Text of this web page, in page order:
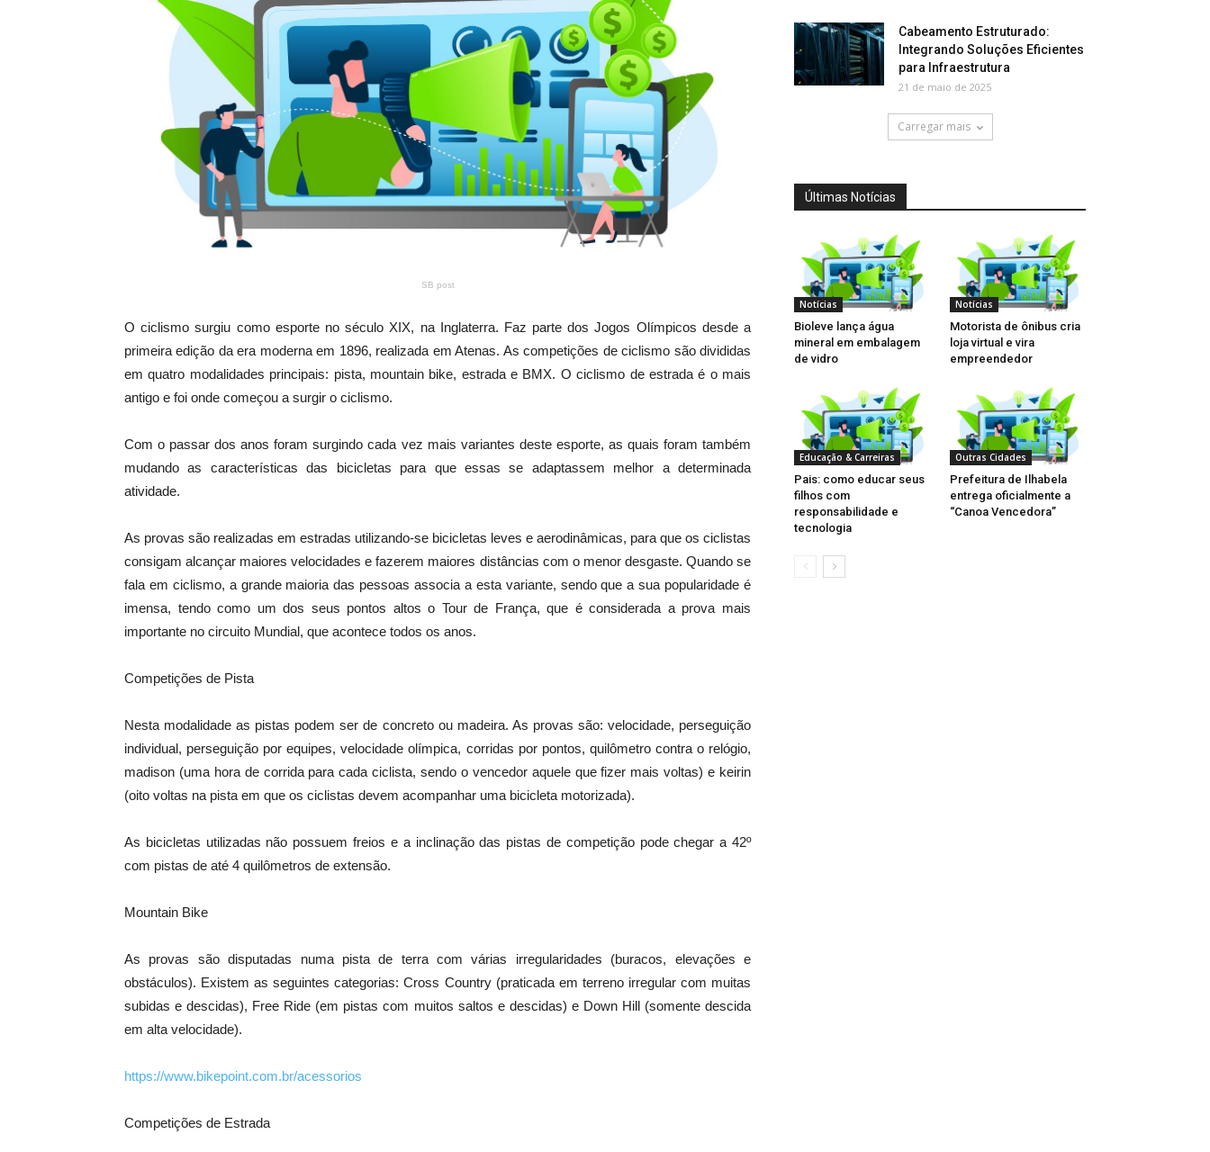
SB post
O ciclismo surgiu como esporte no século XIX, na Inglaterra. Faz parte dos Jogos Olímpicos desde a
primeira edição da era moderna em 1896, realizada em Atenas. As competições de ciclismo são divididas
em quatro modalidades principais: pista, mountain bike, estrada e BMX. O ciclismo de estrada é o mais
antigo e foi onde começou a surgir o ciclismo.
Com o passar dos anos foram surgindo cada vez mais variantes deste esporte, as quais foram também
mudando as características das bicicletas para que essas se adaptassem melhor a determinada
atividade.
As provas são realizadas em estradas utilizando-se bicicletas leves e aerodinâmicas, para que os ciclistas
consigam alcançar maiores velocidades e fazerem maiores distâncias com o menor desgaste. Quando se
fala em ciclismo, a grande maioria das pessoas associa a esta variante, sendo que a sua popularidade é
imensa, tendo como um dos seus pontos altos o Tour de França, que é considerada a prova mais
importante no circuito Mundial, que acontece todos os anos.
Competições de Pista
Nesta modalidade as pistas podem ser de concreto ou madeira. As provas são: velocidade, perseguição
individual, perseguição por equipes, velocidade olímpica, corridas por pontos, quilômetro contra o relógio,
madison (uma hora de corrida para cada ciclista, sendo o vencedor aquele que fizer mais voltas) e keirin
(oito voltas na pista em que os ciclistas devem acompanhar uma bicicleta motorizada).
As bicicletas utilizadas não possuem freios e a inclinação das pistas de competição pode chegar a 42º
com pistas de até 4 quilômetros de extensão.
Mountain Bike
As provas são disputadas numa pista de terra com várias irregularidades (buracos, elevações e
obstáculos). Existem as seguintes categorias: Cross Country (praticada em terreno irregular com muitas
subidas e descidas), Free Ride (em pistas com muitos saltos e descidas) e Down Hill (somente descida
em alta velocidade).
https://www.bikepoint.com.br/acessorios
Competições de Estrada
Cabeamento Estruturado:
Integrando Soluções Eficientes
para Infraestrutura
21 de maio de 2025
Carregar mais
Últimas Notícias
Notícias
Bioleve lança água
mineral em embalagem
de vidro
Notícias
Motorista de ônibus cria
loja virtual e vira
empreendedor
Educação & Carreiras
Pais: como educar seus
filhos com
responsabilidade e
tecnologia
Outras Cidades
Prefeitura de Ilhabela
entrega oficialmente a
“Canoa Vencedora”